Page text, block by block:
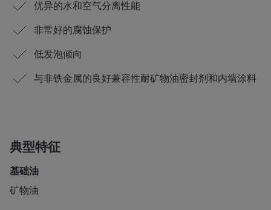
优异的水和空气分离性能
非常好的腐蚀保护
低发泡倾向
与非铁金属的良好兼容性耐矿物油密封剂和内墙涂料
典型特征
基础油
矿物油